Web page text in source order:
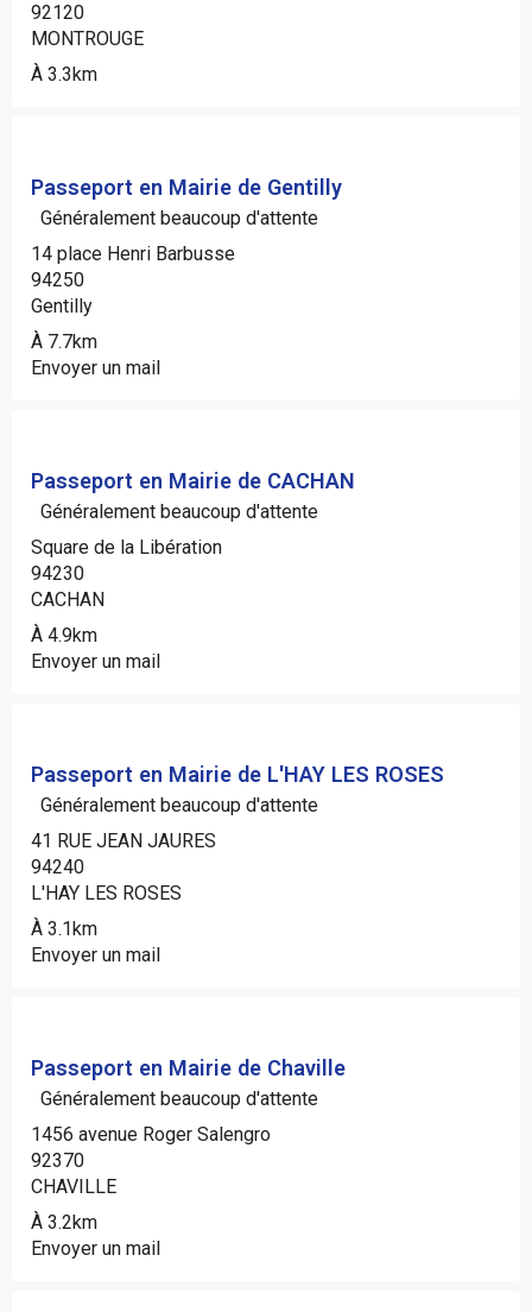
92120
MONTROUGE
À 3.3km
Passeport en Mairie de Gentilly
Généralement beaucoup d'attente
14 place Henri Barbusse
94250
Gentilly
À 7.7km
Envoyer un mail
Passeport en Mairie de CACHAN
Généralement beaucoup d'attente
Square de la Libération
94230
CACHAN
À 4.9km
Envoyer un mail
Passeport en Mairie de L'HAY LES ROSES
Généralement beaucoup d'attente
41 RUE JEAN JAURES
94240
L'HAY LES ROSES
À 3.1km
Envoyer un mail
Passeport en Mairie de Chaville
Généralement beaucoup d'attente
1456 avenue Roger Salengro
92370
CHAVILLE
À 3.2km
Envoyer un mail